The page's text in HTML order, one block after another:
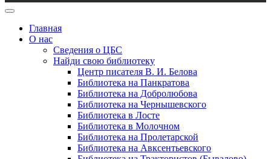
Главная
О нас
Сведения о ЦБС
Найди свою библиотеку
Центр писателя В. И. Белова
Библиотека на Панкратова
Библиотека на Добролюбова
Библиотека на Чернышевского
Библиотека в Лосте
Библиотека в Молочном
Библиотека на Пролетарской
Библиотека на Авксентьевского